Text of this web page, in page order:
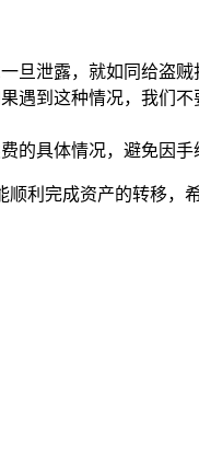
泄露，就如同给盗贼
到这种情况，我们
的具体情况，避免因手
利完成资产的转移，